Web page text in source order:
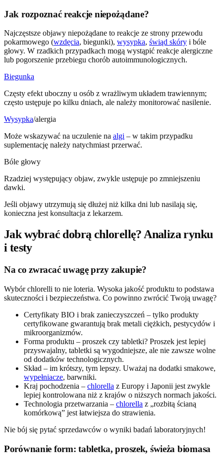
Jak rozpoznać reakcje niepożądane?
Najczęstsze objawy niepożądane to reakcje ze strony przewodu
pokarmowego (wzdęcia, biegunki), wysypka, świąd skóry i bóle
głowy. W rzadkich przypadkach mogą wystąpić reakcje alergiczne
lub pogorszenie przebiegu chorób autoimmunologicznych.
Biegunka
Częsty efekt uboczny u osób z wrażliwym układem trawiennym;
często ustępuje po kilku dniach, ale należy monitorować nasilenie.
Wysypka/alergia
Może wskazywać na uczulenie na algi – w takim przypadku
suplementację należy natychmiast przerwać.
Bóle głowy
Rzadziej występujący objaw, zwykle ustępuje po zmniejszeniu
dawki.
Jeśli objawy utrzymują się dłużej niż kilka dni lub nasilają się,
konieczna jest konsultacja z lekarzem.
Jak wybrać dobrą chlorellę? Analiza rynku
i testy
Na co zwracać uwagę przy zakupie?
Wybór chlorelli to nie loteria. Wysoka jakość produktu to podstawa
skuteczności i bezpieczeństwa. Co powinno zwrócić Twoją uwagę?
Certyfikaty BIO i brak zanieczyszczeń – tylko produkty
certyfikowane gwarantują brak metali ciężkich, pestycydów i
mikroorganizmów.
Forma produktu – proszek czy tabletki? Proszek jest lepiej
przyswajalny, tabletki są wygodniejsze, ale nie zawsze wolne
od dodatków technologicznych.
Skład – im krótszy, tym lepszy. Uważaj na dodatki smakowe,
wypełniacze, barwniki.
Kraj pochodzenia – chlorella z Europy i Japonii jest zwykle
lepiej kontrolowana niż z krajów o niższych normach jakości.
Technologia przetwarzania – chlorella z „rozbitą ścianą
komórkową” jest łatwiejsza do strawienia.
Nie bój się pytać sprzedawców o wyniki badań laboratoryjnych!
Porównanie form: tabletka, proszek, świeża biomasa